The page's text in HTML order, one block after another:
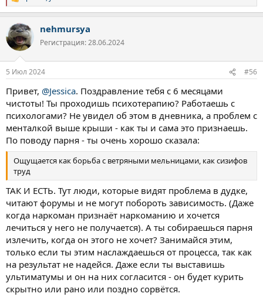
е
к
ц
и
nehmursya
Регистрация: 28.06.2024
5 Июл 2024 #56
Привет, @Jessica. Поздравление тебя с 6 месяцами
чистоты! Ты проходишь психотерапию? Работаешь с
психологами? Не увидел об этом в дневника, а проблем с
менталкой выше крыши - как ты и сама это признаешь.
По поводу парня - ты очень хорошо сказала:
Ощущается как борьба с ветряными мельницами, как сизифов
труд
ТАК И ЕСТЬ. Тут люди, которые видят проблема в дудке,
читают форумы и не могут побороть зависимость. (Даже
когда наркоман признаёт наркоманию и хочется
лечиться у него не получается). А ты собираешься парня
излечить, когда он этого не хочет? Занимайся этим,
только если ты этим наслаждаешься от процесса, так как
на результат не надейся. Даже если ты выставишь
ультиматумы и он на них согласится - он будет курить
скрытно или рано или поздно сорвётся.